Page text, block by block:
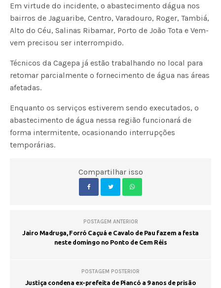
Em virtude do incidente, o abastecimento dágua nos
bairros de Jaguaribe, Centro, Varadouro, Roger, Tambiá,
Alto do Céu, Salinas Ribamar, Porto de João Tota e Vem-
vem precisou ser interrompido.
Técnicos da Cagepa já estão trabalhando no local para
retomar parcialmente o fornecimento de água nas áreas
afetadas.
Enquanto os serviços estiverem sendo executados, o
abastecimento de água nessa região funcionará de
forma intermitente, ocasionando interrupções
temporárias.
Compartilhar isso
POSTAGEM ANTERIOR
Jairo Madruga, Forró Caçuá e Cavalo de Pau fazem a festa
neste domingo no Ponto de Cem Réis
POSTAGEM POSTERIOR
Justiça condena ex-prefeita de Piancó a 9 anos de prisão